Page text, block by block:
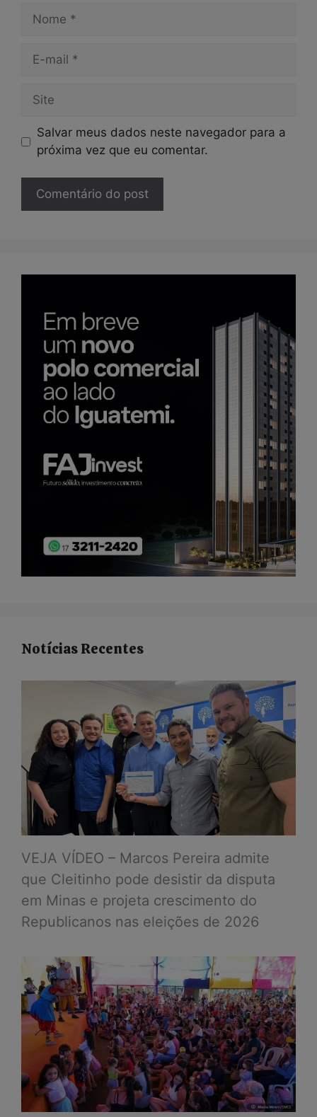
Nome
Site
Salvar meus dados neste navegador para a
próxima vez que eu comentar.
Notícias Recentes
VEJA VÍDEO – Marcos Pereira admite
que Cleitinho pode desistir da disputa
em Minas e projeta crescimento do
Republicanos nas eleições de 2026